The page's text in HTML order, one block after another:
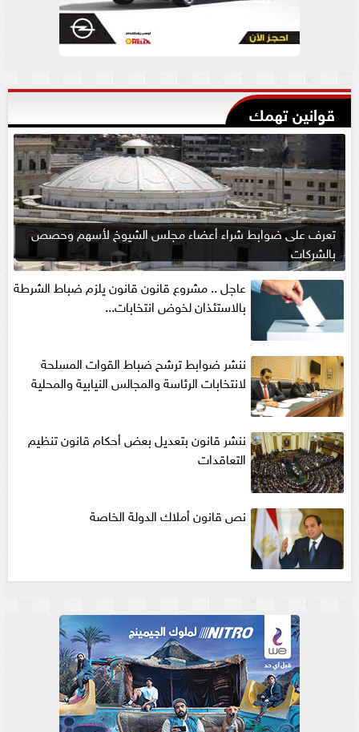
قوانين تهمك
تعرف على ضوابط شراء أعضاء مجلس الشيوخ لأسهم وحصص
بالشركات
عاجل .. مشروع قانون قانون يلزم ضباط الشرطة
بالاستئذان لخوض انتخابات...
ننشر ضوابط ترشح ضباط القوات المسلحة
لانتخابات الرئاسة والمجالس النيابية والمحلية‎
ننشر قانون بتعديل بعض أحكام قانون تنظيم
التعاقدات
نص قانون أملاك الدولة الخاصة